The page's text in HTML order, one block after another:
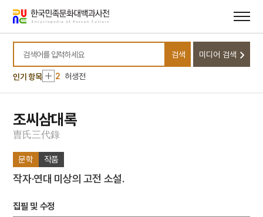
바로가기
바로가기
검색어를 입력하세요
검색 미디어 검색
인기 항목
10 근정훈장
1
악기장
2 허생전
5
연
6
7
경제조정관실
조씨삼대록
曺氏三代錄
문학 작품
작자·연대 미상의 고전 소설.
집필 및 수정